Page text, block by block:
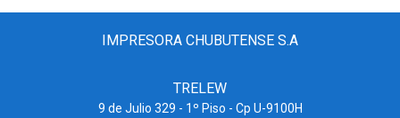
IMPRESORA CHUBUTENSE S.A
TRELEW
9 de Julio 329 - 1º Piso - Cp U-9100H